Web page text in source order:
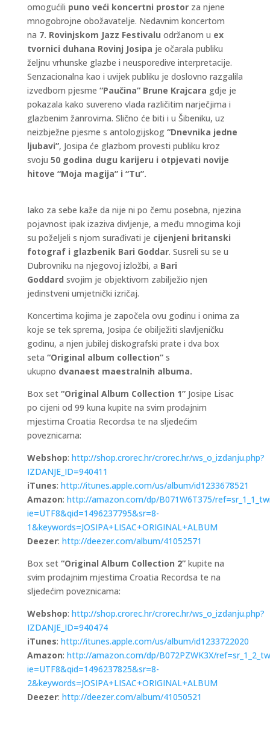
omogućili puno veći koncertni prostorza njene
mnogobrojne obožavatelje. Nedavnim koncertom
na 7. Rovinjskom Jazz Festivalu održanom u ex
tvornici duhana Rovinj Josipa je očarala publiku
željnu vrhunske glazbe i neusporedive interpretacije.
Senzacionalna kao i uvijek publiku je doslovno razgalila
izvedbom pjesme “Paučina” Brune Krajcara gdje je
pokazala kako suvereno vlada različitim narječjima i
glazbenim žanrovima. Slično će biti i u Šibeniku, uz
neizbježne pjesme s antologijskog “Dnevnika jedne
ljubavi”, Josipa će glazbom provesti publiku kroz
svoju 50 godina dugu karijeru i otpjevati novije
hitove “Moja magija” i “Tu”.
Iako za sebe kaže da nije ni po čemu posebna, njezina
pojavnost ipak izaziva divljenje, a među mnogima koji
su poželjeli s njom surađivati je cijenjeni britanski
fotograf i glazbenik Bari Goddar. Susreli su se u
Dubrovniku na njegovoj izložbi, a Bari
Goddard svojim je objektivom zabilježio njen
jedinstveni umjetnički izričaj.
Koncertima kojima je započela ovu godinu i onima za
koje se tek sprema, Josipa će obilježiti slavljeničku
godinu, a njen jubilej diskografski prate i dva box
seta “Original album collection”s
ukupno dvanaest maestralnih albuma.
Box set “Original Album Collection 1”Josipe Lisac
po cijeni od 99 kuna kupite na svim prodajnim
mjestima Croatia Recordsa te na sljedećim
poveznicama:
Webshop: http://shop.crorec.hr/crorec.hr/ws_o_izdanju.php?
IZDANJE_ID=940411
iTunes: http://itunes.apple.com/us/album/id1233678521
Amazon: http://amazon.com/dp/B071W6T375/
ie=UTF8&qid=1496237795&sr=8-
1&keywords=JOSIPA+LISAC+ORIGINAL+ALBUM
Deezer: http://deezer.com/album/41052571
Box set “Original Album Collection 2”kupite na
svim prodajnim mjestima Croatia Recordsa te na
sljedećim poveznicama:
Webshop: http://shop.crorec.hr/crorec.hr/ws_o_izdanju.php?
IZDANJE_ID=940474
iTunes: http://itunes.apple.com/us/album/id1233722020
Amazon: http://amazon.com/dp/B072PZWK3X/
ie=UTF8&qid=1496237825&sr=8-
2&keywords=JOSIPA+LISAC+ORIGINAL+ALBUM
Deezer: http://deezer.com/album/41050521